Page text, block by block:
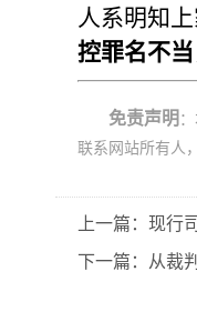
人系明知
控罪名不
免责声明
联系网站所有人
上一篇：现行
下一篇：从裁